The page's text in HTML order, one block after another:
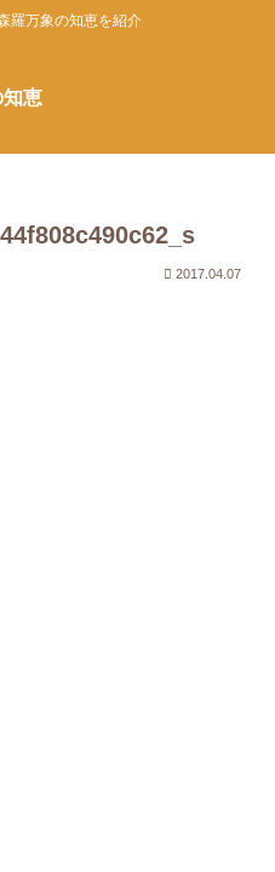
羅万象の知恵を紹介
恵
2017.04.07